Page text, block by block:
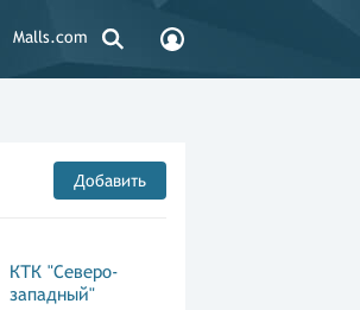
Malls.com
Добавить
КТК "Северо-
западный"